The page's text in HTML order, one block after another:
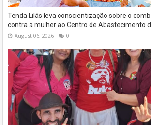
Tenda Lilás leva conscientização sobre o
contra a mulher ao Centro de Abastecimento
August 06, 2026 0